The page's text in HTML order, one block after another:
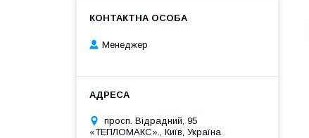
Менеджер
просп. Відрадний, 95
«ТЕПЛОМАКС»., Київ, Україна